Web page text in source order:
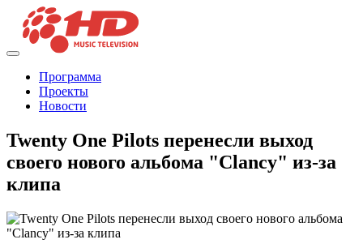
Программа
Проекты
Новости
Twenty One Pilots перенесли выход
своего нового альбома "Clancy" из-за
клипа